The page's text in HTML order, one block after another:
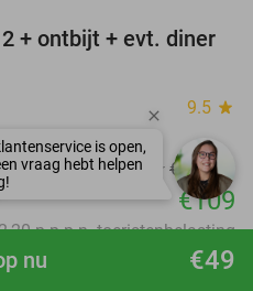
€49
nu
51%
+ ontbijt + evt. diner
9.5 star
Regulier €224
€109
p.p.p.n. toeristenbelasting
favorite_border